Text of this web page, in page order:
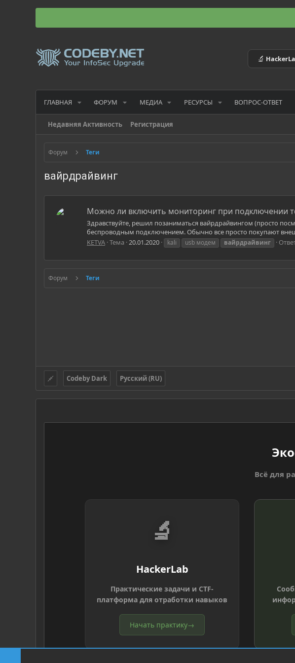
🔬
ГЛАВНАЯ ФОРУМ МЕДИА РЕСУРСЫ ВОПРОС-ОТВЕТ
Недавняя Активность Регистрация
Форум Теги
вайрдрайвинг
Можно ли включить мониторинг при подключении
Здравствуйте, решил позаниматься вайрдрайвингом (просто
беспроводным подключением. Обычно все просто покупают
KETVA Тема 20.01.2020 kali usb модем вайрдрайвинг
Форум Теги
Codeby Dark Русский (RU)
Всё для
🔬
HackerLab
Практические задачи и CTF-
платформа для отработки навыков
Начать практику→